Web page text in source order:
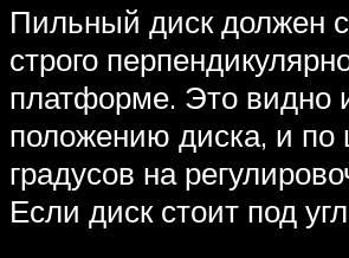
Пильный диск должен
строго
платформе. Это видно
положению диска, и по
градусов на
Если диск стоит под